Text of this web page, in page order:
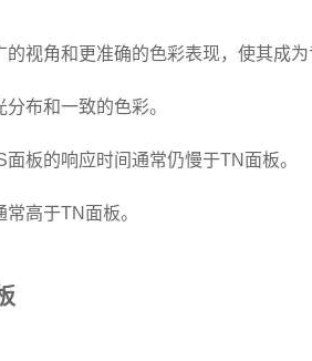
的视角和更准确的色彩表现，使其成
布和一致的色彩。
板的响应时间通常仍慢于TN面板。
常高于TN面板。